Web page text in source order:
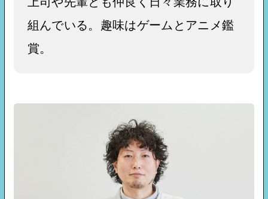
組んでいる。趣味はゲームとアニメ鑑
賞。